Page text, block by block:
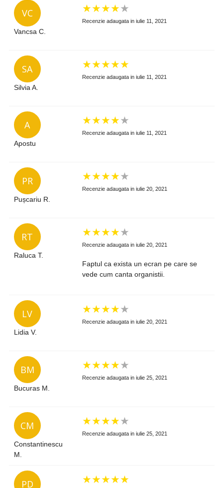
VC
Vancsa C.
★★★★★
Recenzie adaugata in iulie 11, 2021
SA
Silvia A.
★★★★★
Recenzie adaugata in iulie 11, 2021
A
Apostu
★★★★★
Recenzie adaugata in iulie 11, 2021
PR
Pușcariu R.
★★★★★
Recenzie adaugata in iulie 20, 2021
RT
Raluca T.
★★★★★
Recenzie adaugata in iulie 20, 2021
Faptul ca exista un ecran pe care se
vede cum canta organistii.
LV
Lidia V.
★★★★★
Recenzie adaugata in iulie 20, 2021
BM
Bucuras M.
★★★★★
Recenzie adaugata in iulie 25, 2021
CM
Constantinescu
M.
★★★★★
Recenzie adaugata in iulie 25, 2021
PD ★★★★★